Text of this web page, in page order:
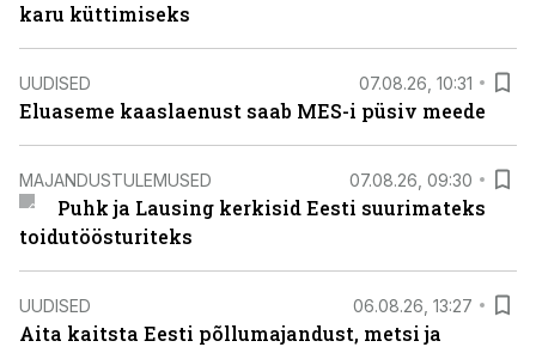
karu küttimiseks
UUDISED 07.08.26, 10:31
Eluaseme kaaslaenust saab MES-i püsiv meede
MAJANDUSTULEMUSED 07.08.26, 09:30
Puhk ja Lausing kerkisid Eesti suurimateks
toidutöösturiteks
UUDISED 06.08.26, 13:27
Aita kaitsta Eesti põllumajandust, metsi ja